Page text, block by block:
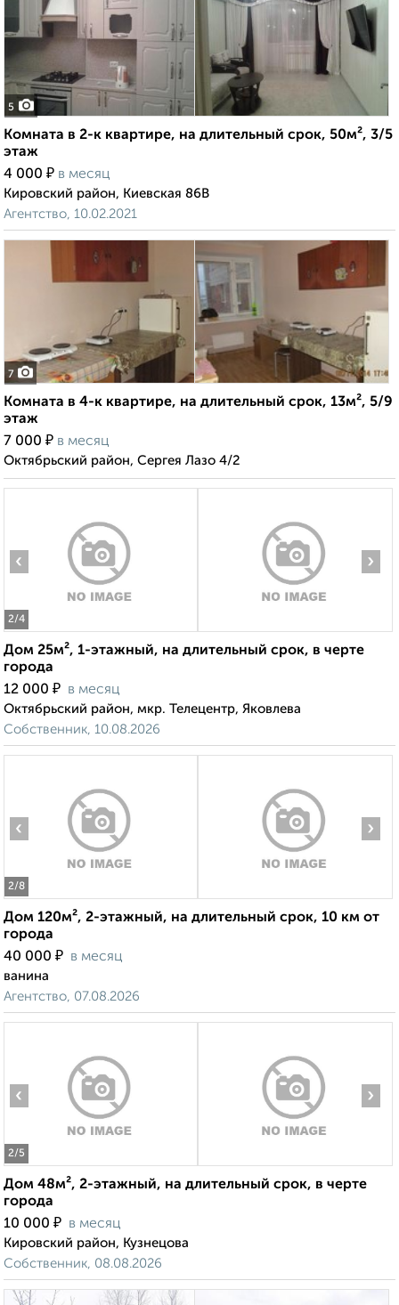
5
Комната в 2-к квартире, на длительный срок, 50м², 3/5
этаж
4 000 ₽ в месяц
Кировский район, Киевская 86В
Агентство, 10.02.2021
7
Комната в 4-к квартире, на длительный срок, 13м², 5/9
этаж
7 000 ₽ в месяц
Октябрьский район, Сергея Лазо 4/2
2/4
‹ ›
Дом 25м², 1-этажный, на длительный срок, в черте
города
12 000 ₽ в месяц
Октябрьский район, мкр. Телецентр, Яковлева
Собственник, 10.08.2026
2/8
‹ ›
Дом 120м², 2-этажный, на длительный срок, 10 км от
города
40 000 ₽ в месяц
ванина
Агентство, 07.08.2026
2/5
‹ ›
Дом 48м², 2-этажный, на длительный срок, в черте
города
10 000 ₽ в месяц
Кировский район, Кузнецова
Собственник, 08.08.2026